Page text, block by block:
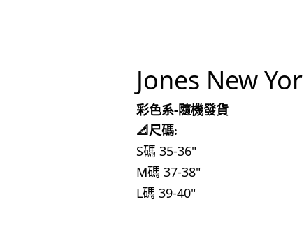
Jones New
彩色系-隨機發貨
📐尺碼:
S碼 35-36"
M碼 37-38"
L碼 39-40"